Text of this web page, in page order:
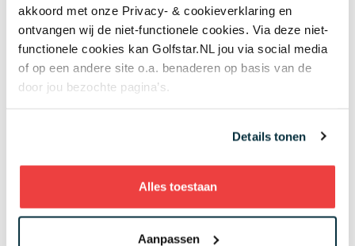
akkoord met onze Privacy- & cookieverklaring en
ontvangen wij de niet-functionele cookies. Via deze niet-
functionele cookies kan Golfstar.NL jou via social media
of op een andere site o.a. benaderen op basis van de
door jou bezochte pagina’s.
Details tonen
Alles toestaan
Aanpassen
Fore!
Waarschuwing dat er een bal jouw kant op komt. Altijd even
opletten dus.
De bal in één slag in de hole krijgen. Komt zelden voor, maar
is de droom van elke golfer.
Tee time
De tijd waarop je start met een ronde op de baan.